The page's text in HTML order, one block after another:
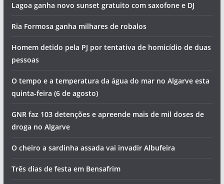
Lagoa ganha novo sunset gratuito com saxofone e DJ
Ria Formosa ganha milhares de robalos
Homem detido pela PJ por tentativa de homicídio de duas
pessoas
O tempo e a temperatura da água do mar no Algarve esta
quinta-feira (6 de agosto)
GNR faz 103 detenções e apreende mais de mil doses de
droga no Algarve
O cheiro a sardinha assada vai invadir Albufeira
Três dias de festa em Bensafrim